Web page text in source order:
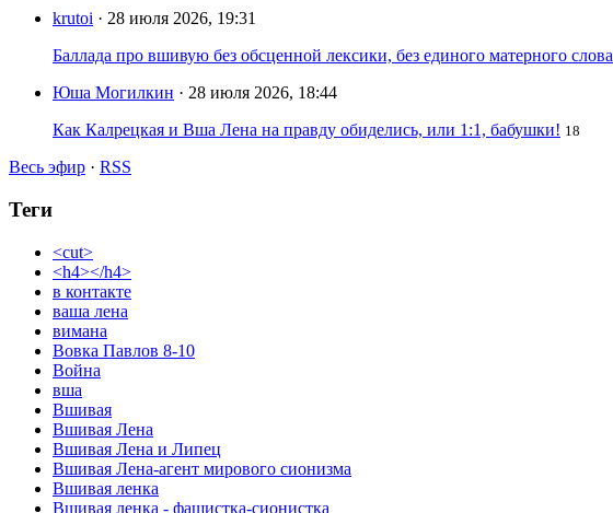
krutoi · 28 июля 2026, 19:31
Баллада про вшивую без обсценной лексики, без единого матерного слова
Юша Могилкин · 28 июля 2026, 18:44
Как Калрецкая и Вша Лена на правду обиделись, или 1:1, бабушки! 18
Весь эфир · RSS
Теги
<cut>
<h4></h4>
в контакте
ваша лена
вимана
Вовка Павлов 8-10
Война
вша
Вшивая
Вшивая Лена
Вшивая Лена и Липец
Вшивая Лена-агент мирового сионизма
Вшивая ленка
Вшивая ленка - фашистка-сионистка